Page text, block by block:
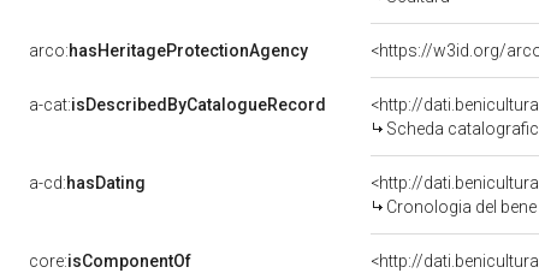
arco:hasHeritageProtectionAgency <https://w3id.org/
a-cat:isDescribedByCatalogueRecord
<http://
Scheda
a-cd:hasDating
<http://
Cronologia del
core:isComponentOf
<http://